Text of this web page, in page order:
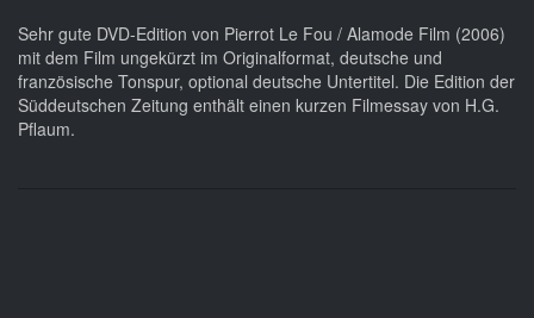
Sehr gute DVD-Edition von Pierrot Le Fou / Alamode Film (2006)
mit dem Film ungekürzt im Originalformat, deutsche und
französische Tonspur, optional deutsche Untertitel. Die Edition der
Süddeutschen Zeitung enthält einen kurzen Filmessay von H.G.
Pflaum.